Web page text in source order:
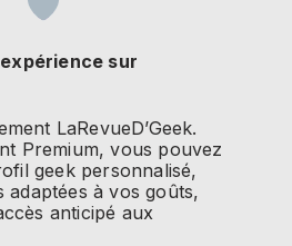
sur
LaRevueD’Geek.
Premium, vous pouvez
geek personnalisé,
adaptées à vos goûts,
anticipé aux